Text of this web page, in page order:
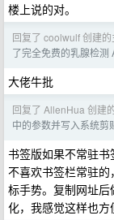
楼上说的对。
回复了 coolwulf 创建
了完全免费的乳腺检测
大佬牛批
回复了 AllenHua 创建
中的参数并写入系统剪
书签版如果不常驻书
不喜欢书签栏常驻
标手势。复制网址
化，我感觉这样也方